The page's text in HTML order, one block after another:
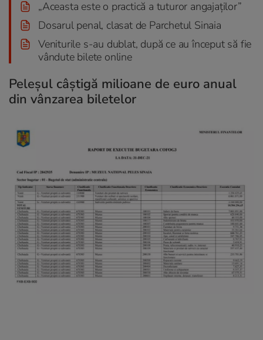
„Aceasta este o practică a tuturor angajaţilor”
Dosarul penal, clasat de Parchetul Sinaia
Veniturile s-au dublat, după ce au început să fie
vândute bilete online
Peleșul câștigă milioane de euro anual
din vânzarea biletelor